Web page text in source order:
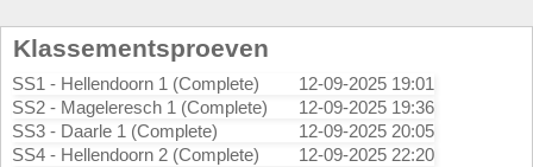
Klassementsproeven
SS1 - Hellendoorn 1 (Complete)
12-09-2025 19:01
SS2 - Mageleresch 1 (Complete)
12-09-2025 19:36
SS3 - Daarle 1 (Complete)
12-09-2025 20:05
SS4 - Hellendoorn 2 (Complete)
12-09-2025 22:20